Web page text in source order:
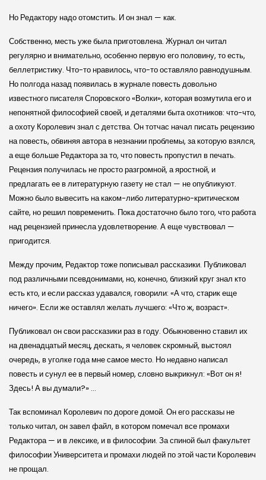
Но Редактору надо отомстить. И он знал — как.
Собственно, месть уже была приготовлена. Журнал он читал
регулярно и внимательно, особенно первую его половину, то есть,
беллетристику. Что-то нравилось, что-то оставляло равнодушным.
Но полгода назад появилась в журнале повесть довольно
известного писателя Споровского «Волки», которая возмутила его и
непонятной философией своей, и деталями быта охотников: что-что,
а охоту Королевич знал с детства. Он тотчас начал писать рецензию
на повесть, обвиняя автора в незнании проблемы, за которую взялся,
а еще больше Редактора за то, что повесть пропустил в печать.
Рецензия получилась не просто разгромной, а яростной, и
предлагать ее в литературную газету не стал — не опубликуют.
Можно было вывесить на каком-либо литературно-критическом
сайте, но решил повременить. Пока достаточно было того, что работа
над рецензией принесла удовлетворение. А еще чувствовал —
пригодится.
Между прочим, Редактор тоже пописывал рассказики. Публиковал
под различными псевдонимами, но, конечно, близкий круг знал кто
есть кто, и если рассказ удавался, говорили: «А что, старик еще
ничего». Если же оставлял желать лучшего: «Что ж, возраст».
Публиковал он свои рассказики раз в году. Обыкновенно ставил их
на двенадцатый месяц, дескать, я человек скромный, выстоял
очередь, в уголке года мне самое место. Но недавно написал
повесть и сунул ее в первый номер, словно выкрикнул: «Вот он я!
Здесь! А вы думали?» …
Так вспоминал Королевич по дороге домой. Он его рассказы не
только читал, он завел файл, в котором помечал все промахи
Редактора — и в лексике, и в философии. За спиной был факультет
философии Университета и промахи людей по этой части Королевич
не прощал.